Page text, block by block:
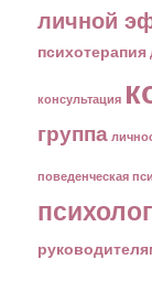
личной
психотерапия
консультация
группа
поведенческая